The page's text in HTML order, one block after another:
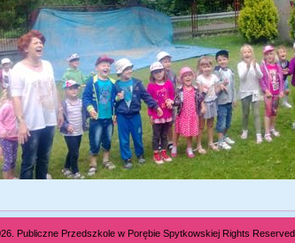
Publiczne Przedszkole w Porębie Spytkowskiej Rights Reserved.